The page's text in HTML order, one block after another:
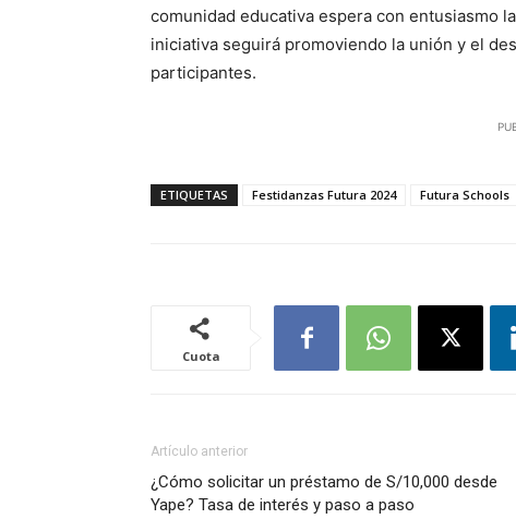
comunidad educativa espera con entusiasmo
iniciativa seguirá promoviendo la unión y el
participantes.
ETIQUETAS Festidanzas Futura 2024 Futura Schools
Cuota
Artículo anterior
¿Cómo solicitar un préstamo de S/10,000 desde
Yape? Tasa de interés y paso a paso